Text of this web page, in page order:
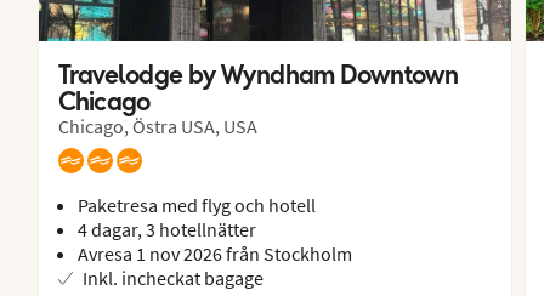
Travelodge by Wyndham Downtown
Chicago
Chicago, Östra USA, USA
Paketresa med flyg och hotell
4 dagar, 3 hotellnätter
Avresa 1 nov 2026 från Stockholm
Inkl. incheckat bagage